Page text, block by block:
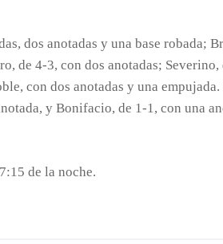
dos anotadas y una base robada;
de 4-3, con dos anotadas; Severino,
con dos anotadas y una
y Bonifacio, de 1-1, con una
de la noche.